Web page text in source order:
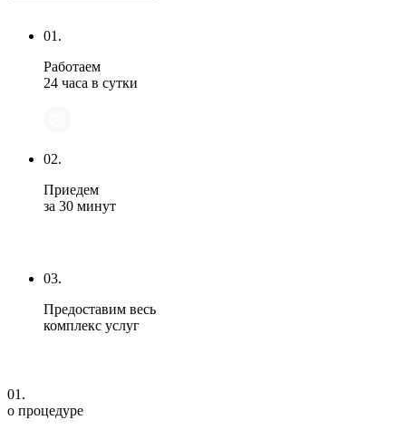
01.
Работаем
24 часа в сутки
02.
Приедем
за 30 минут
03.
Предоставим весь
комплекс услуг
01.
о процедуре